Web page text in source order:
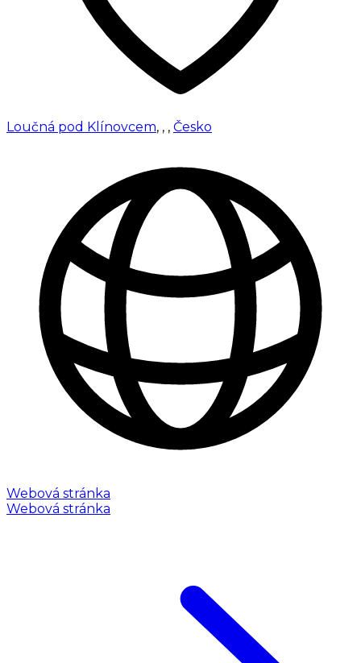
Loučná pod Klínovcem, , , Česko
Webová stránka
Webová stránka